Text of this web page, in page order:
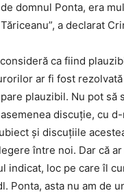
domnul Ponta, era
a declarat
ca fiind
ar fi fost
plauzibil. Nu pot
discuție, cu
și discuțiile
între noi. Dar că
indicat, loc pe care îl
Ponta, asta nu am de